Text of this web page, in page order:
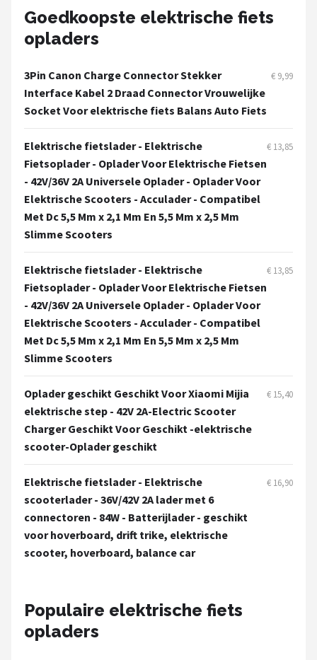
Goedkoopste elektrische fiets
opladers
3Pin Canon Charge Connector Stekker
Interface Kabel 2 Draad Connector Vrouwelijke
Socket Voor elektrische fiets Balans Auto Fiets
€ 9,99
Elektrische fietslader - Elektrische
Fietsoplader - Oplader Voor Elektrische Fietsen
- 42V/36V 2A Universele Oplader - Oplader Voor
Elektrische Scooters - Acculader - Compatibel
Met Dc 5,5 Mm x 2,1 Mm En 5,5 Mm x 2,5 Mm
Slimme Scooters
€ 13,85
Elektrische fietslader - Elektrische
Fietsoplader - Oplader Voor Elektrische Fietsen
- 42V/36V 2A Universele Oplader - Oplader Voor
Elektrische Scooters - Acculader - Compatibel
Met Dc 5,5 Mm x 2,1 Mm En 5,5 Mm x 2,5 Mm
Slimme Scooters
€ 13,85
Oplader geschikt Geschikt Voor Xiaomi Mijia
elektrische step - 42V 2A-Electric Scooter
Charger Geschikt Voor Geschikt -elektrische
scooter-Oplader geschikt
€ 15,40
Elektrische fietslader - Elektrische
scooterlader - 36V/42V 2A lader met 6
connectoren - 84W - Batterijlader - geschikt
voor hoverboard, drift trike, elektrische
scooter, hoverboard, balance car
€ 16,90
Populaire elektrische fiets
opladers